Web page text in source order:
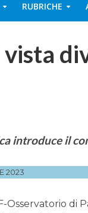
RUBRICHE
introduce il
2023
Osservatorio di